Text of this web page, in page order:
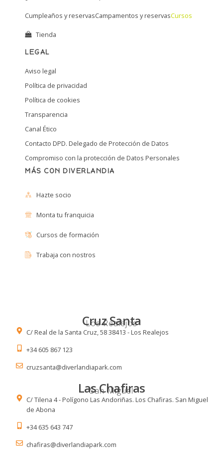
Cumpleaños y reservasCampamentos y reservasCursos
Tienda
LEGAL
Aviso legal
Política de privacidad
Política de cookies
Transparencia
Canal Ético
Contacto DPD. Delegado de Protección de Datos
Compromiso con la protección de Datos Personales
MÁS CON DIVERLANDIA
Hazte socio
Monta tu franquicia
Cursos de formación
Trabaja con nostros
Cruz Santa
Los Realejos
C/ Real de la Santa Cruz, 58 38413 - Los Realejos
+34 605 867 123
cruzsanta@diverlandiapark.com
Las Chafiras
San Miguel
C/ Tilena 4 - Polígono Las Andoriñas. Los Chafiras. San Miguel
de Abona
+34 635 643 747
chafiras@diverlandiapark.com